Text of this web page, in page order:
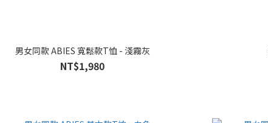
男女同款 ABIES 寬鬆款T恤 - 淺霧灰
NT$1,980